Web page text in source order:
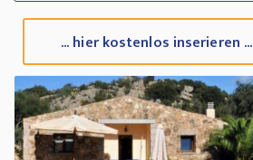
... hier kostenlos inserieren ...